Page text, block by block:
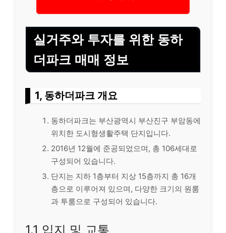
실거주와 투자를 위한 동하
더파크 매매 정보
1, 동하더파크 개요
동하더파크는 부산광역시 부산진구 부암동에
위치한 도시형생활주택 단지입니다.
2016년 12월에 준공되었으며, 총 106세대로
구성되어 있습니다.
단지는 지하 1층부터 지상 15층까지 총 16개
층으로 이루어져 있으며, 다양한 크기의 원룸
과 투룸으로 구성되어 있습니다.
1.1 입지 및 교통